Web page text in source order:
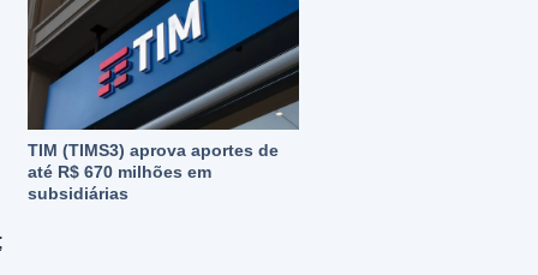
TIM (TIMS3) aprova aportes de
até R$ 670 milhões em
subsidiárias